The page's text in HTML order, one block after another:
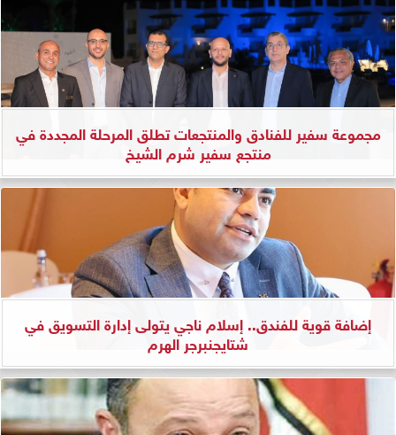
مجموعة سفير للفنادق والمنتجعات تطلق المرحلة المجددة في
منتجع سفير شرم الشيخ
إضافة قوية للفندق.. إسلام ناجي يتولى إدارة التسويق في
شتايجنبرجر الهرم